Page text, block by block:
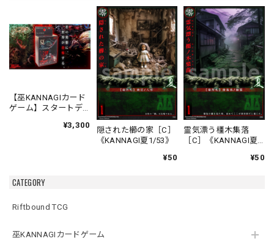
CATEGORY
Riftbound TCG
巫KANNAGIカードゲーム
【巫KANNAGIカード
ゲーム】スタートデ
¥3,300
隠された櫛の家［C］
《KANNAGI夏1/53》
¥50
霊気漂う橿木集落
［C］《KANNAGI夏
¥50